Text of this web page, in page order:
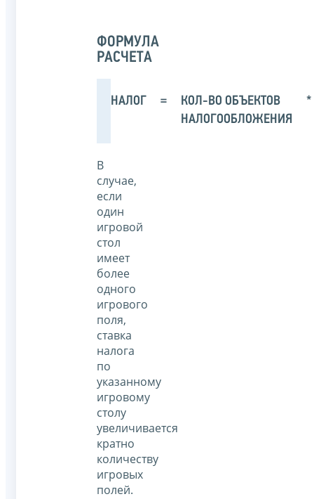
ФОРМУЛА
РАСЧЕТА
НАЛОГ =
КОЛ-ВО ОБЪЕКТОВ
НАЛОГООБЛОЖЕНИЯ
*
В
случае,
если
один
игровой
стол
имеет
более
одного
игрового
поля,
ставка
налога
по
указанному
игровому
столу
увеличивается
кратно
количеству
игровых
полей.